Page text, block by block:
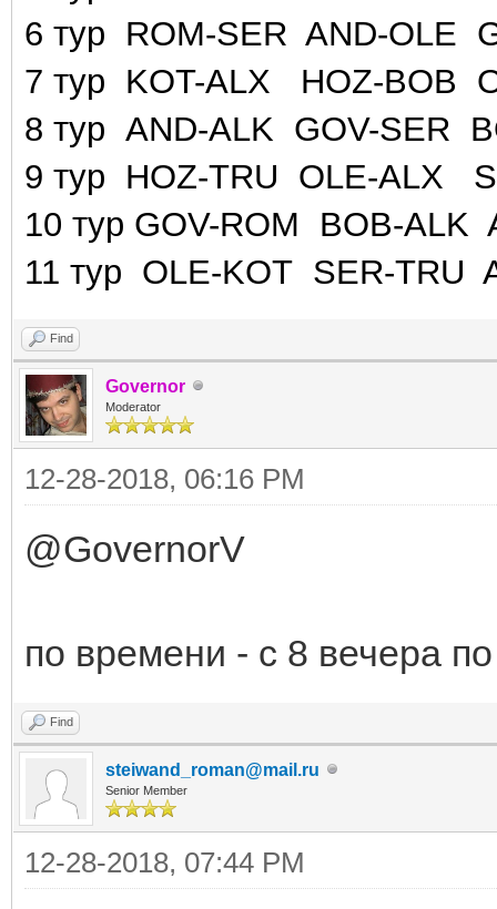
6 тур ROM-SER AND-OLE
7 тур KOT-ALX HOZ-BOB
8 тур AND-ALK GOV-SER
9 тур HOZ-TRU OLE-ALX
10 тур GOV-ROM BOB-
11 тур OLE-KOT SER-TRU
Find
Governor
Moderator
12-28-2018, 06:16 PM
@GovernorV
по времени - с 8 вечера
Find
steiwand_roman@mail.ru
Senior Member
12-28-2018, 07:44 PM